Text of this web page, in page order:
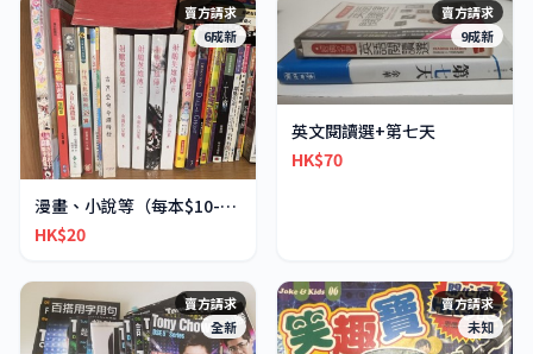
賣方請求
6成新
漫畫、小說等（每本$10-30不等）
HK$20
賣方請求
9成新
英文閱讀選+第七天
HK$70
賣方請求
全新
賣方請求
未知